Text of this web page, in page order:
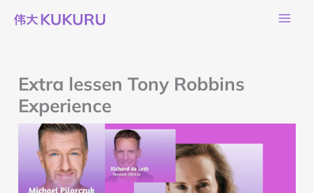
naar
Extra lessen Tony Robbins
Experience